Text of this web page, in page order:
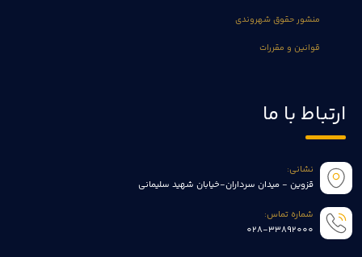
منشور حقوق شهروندی
قوانین و مقررات
ارتباط با ما
نشانی:
قزوین - میدان سرداران-خیابان شهید سلیمانی
شماره تماس:
028-33892000